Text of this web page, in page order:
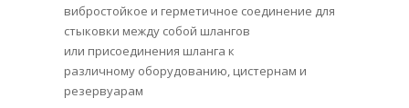
вибростойкое и герметичное соединение для
стыковки между собой шлангов
или присоединения шланга к
различному оборудованию, цистернам и
резервуарам